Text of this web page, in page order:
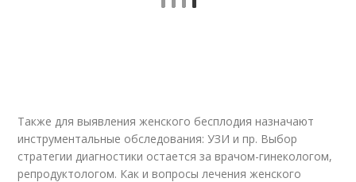
Также для выявления женского бесплодия назначают
инструментальные обследования: УЗИ и пр. Выбор
стратегии диагностики остается за врачом-гинекологом,
репродуктологом. Как и вопросы лечения женского